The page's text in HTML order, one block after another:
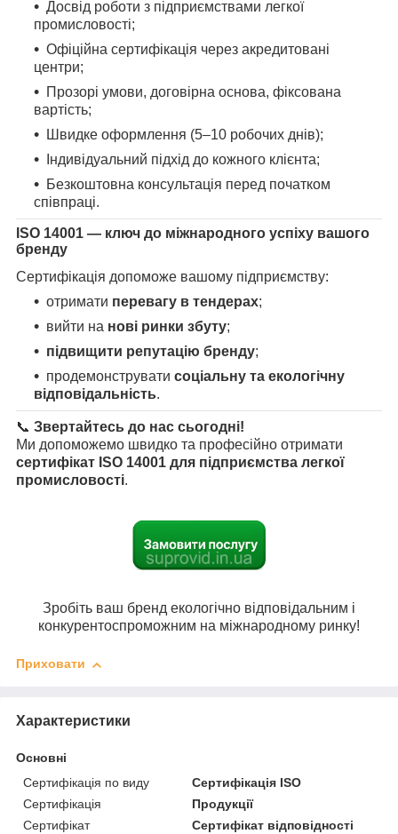
Досвід роботи з підприємствами легкої
промисловості;
Офіційна сертифікація через акредитовані
центри;
Прозорі умови, договірна основа, фіксована
вартість;
Швидке оформлення (5–10 робочих днів);
Індивідуальний підхід до кожного клієнта;
Безкоштовна консультація перед початком
співпраці.
ISO 14001 — ключ до міжнародного успіху вашого
бренду
Сертифікація допоможе вашому підприємству:
отримати перевагу в тендерах;
вийти на нові ринки збуту;
підвищити репутацію бренду;
продемонструвати соціальну та екологічну
відповідальність.
📞 Звертайтесь до нас сьогодні!
Ми допоможемо швидко та професійно отримати
сертифікат ISO 14001 для підприємства легкої
промисловості.
Зробіть ваш бренд екологічно відповідальним і
конкурентоспроможним на міжнародному ринку!
Приховати
Характеристики
Основні
Сертифікація по виду
Сертифікація ISO
Сертифікація
Продукції
Сертифікат
Сертифікат відповідності